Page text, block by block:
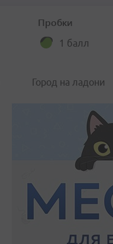
Пробки
1 балл
Город на ладони